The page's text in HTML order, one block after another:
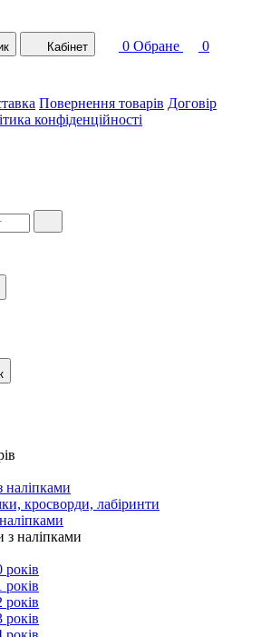
Кабінет 0 Обране
0
Повернення товарів Договір
конфіденційності
наліпками
кросворди, лабіринти
наліпками
років
років
років
років